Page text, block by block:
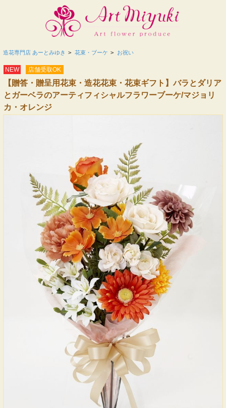
造花専門店 あーとみゆき > 花束・ブーケ > お祝い
NEW 店舗受取OK
【贈答・贈呈用花束・造花花束・花束ギフト】バラとダリア
とガーベラのアーティフィシャルフラワーブーケ/マジョリ
カ・オレンジ